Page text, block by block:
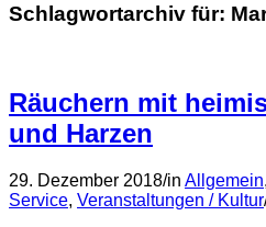
Schlagwortarchiv für:
Räuchern mit
und Harzen
29. Dezember 2018/in Allgemein,
Service, Veranstaltungen / Kultur